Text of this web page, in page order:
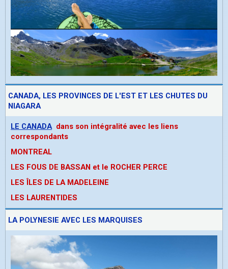
CANADA, LES PROVINCES DE L'EST ET LES CHUTES DU
NIAGARA
LE CANADA dans son intégralité avec les liens
correspondants
MONTREAL
LES FOUS DE BASSAN et le ROCHER PERCE
LES ÎLES DE LA MADELEINE
LES LAURENTIDES
LA POLYNESIE AVEC LES MARQUISES